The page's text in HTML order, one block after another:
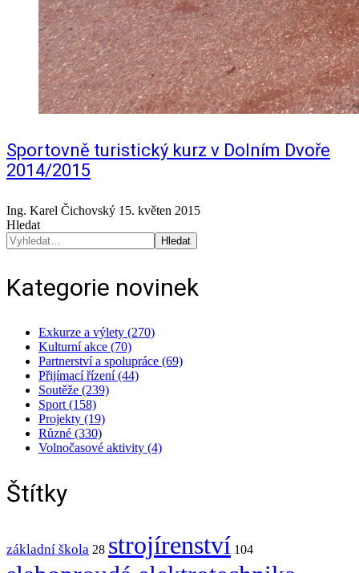
Sportovně turistický kurz v Dolním Dvoře
2014/2015
Ing. Karel Čichovský 15. květen 2015
Hledat
Hledat
Kategorie novinek
Exkurze a výlety (270)
Kulturní akce (70)
Partnerství a spolupráce (69)
Přijímací řízení (44)
Soutěže (239)
Sport (158)
Projekty (19)
Různé (330)
Volnočasové aktivity (4)
Štítky
základní škola 28 strojírenství 104